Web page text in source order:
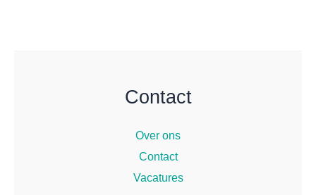
Contact
Over ons
Contact
Vacatures